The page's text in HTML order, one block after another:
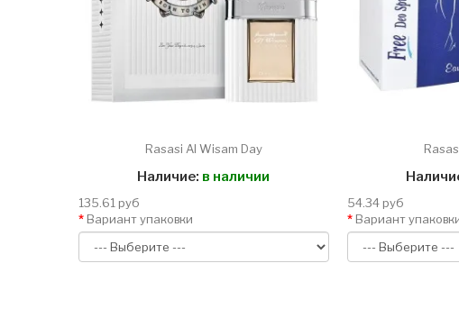
Rasasi Al Wisam Day
Наличие: в наличии
135.61 руб
Вариант упаковки
54.34 руб
Вариант